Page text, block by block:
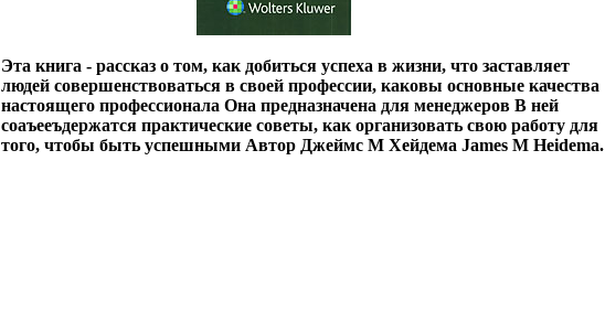
Эта книга - рассказ о том, как добиться успеха в жизни, что заставляет
людей совершенствоваться в своей профессии, каковы основные качества
настоящего профессионала Она предназначена для менеджеров В ней
соаъееъдержатся практические советы, как организовать свою работу для
того, чтобы быть успешными Автор Джеймс М Хейдема James M Heidema.